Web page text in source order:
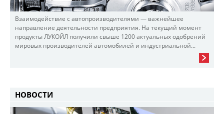
Взаимодействие с автопроизводителями — важнейшее
направление деятельности предприятия. На текущий момент
продукты ЛУКОЙЛ получили свыше 1200 актуальных одобрений
мировых производителей автомобилей и индустриальной...
НОВОСТИ